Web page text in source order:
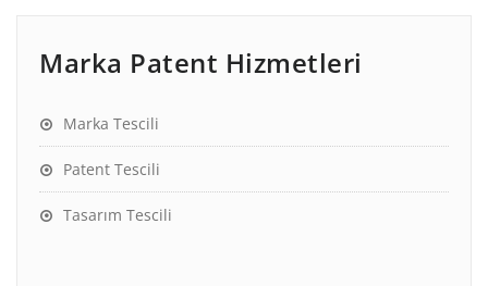
Marka Patent Hizmetleri
Marka Tescili
Patent Tescili
Tasarım Tescili